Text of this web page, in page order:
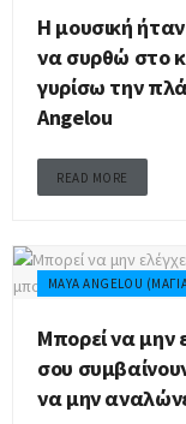
Η μουσική
να συρθώ στο
γυρίσω την
Angelou
READ MORE
MAYA ANGELOU
Μπορεί να μην
σου
να μην